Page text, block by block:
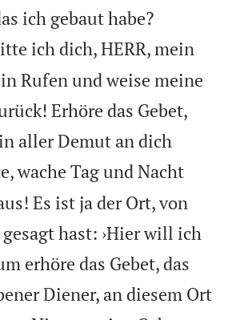
ich gebaut habe?
ich dich, HERR, mein
Rufen und weise meine
Erhöre das Gebet,
aller Demut an dich
wache Tag und Nacht
Es ist ja der Ort, von
hast: ›Hier will ich
erhöre das Gebet, das
Diener, an diesem Ort